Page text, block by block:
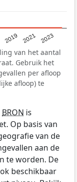
2019 2021 2023
van het aantal
Gebruik het
per afloop
afloop) te
BRON is
Op basis van
van de
aan de
te worden. De
beschikbaar